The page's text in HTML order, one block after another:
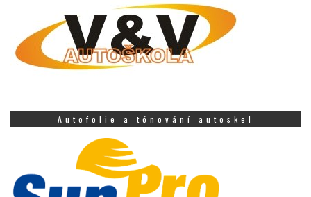
Autofolie a tónování autoskel